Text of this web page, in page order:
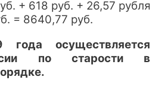
+ 618 руб. + 26,57 рубля
= 8640,77 руб.
осуществляется
по старости в